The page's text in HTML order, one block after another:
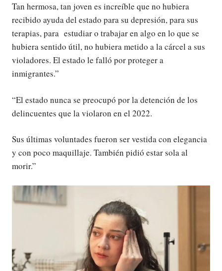
Tan hermosa, tan joven es increíble que no hubiera
recibido ayuda del estado para su depresión, para sus
terapias, para estudiar o trabajar en algo en lo que se
hubiera sentido útil, no hubiera metido a la cárcel a sus
violadores. El estado le falló por proteger a
inmigrantes.”
“El estado nunca se preocupó por la detención de los
delincuentes que la violaron en el 2022.
Sus últimas voluntades fueron ser vestida con elegancia
y con poco maquillaje. También pidió estar sola al
morir.”